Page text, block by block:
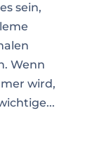
sein,
Wenn
wird,